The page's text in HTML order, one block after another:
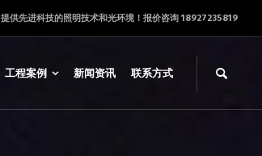
提供先进科技的照明技术和光环境！报价咨询 18927235819
工程案例 新闻资讯 联系方式